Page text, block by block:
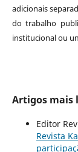
adicionais
do trabalho
institucional ou
Artigos mais
Editor
Revista